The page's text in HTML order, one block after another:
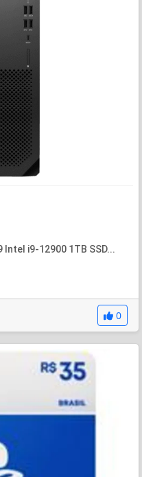
i9-12900 1TB SSD...
0